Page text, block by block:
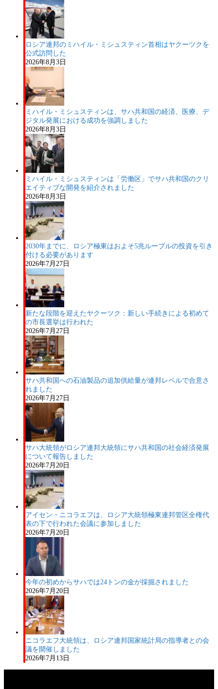
ロシア連邦のミハイル・ミシュスティン首相はヤクーツクを
公式訪問した
2026年8月3日
ミハイル・ミシュスティンは、サハ共和国の経済、医療、デ
ジタル発展における成功を強調しました
2026年8月3日
ミハイル・ミシュスティンは「労働区」でサハ共和国のクリ
エイティブな開発を紹介されました
2026年8月3日
2030年までに、ロシア極東はおよそ5兆ルーブルの投資を引き
付ける必要があります
2026年7月27日
新たな段階を迎えたヤクーツク：新しい手続きによる初めて
の市長選挙は行われた
2026年7月27日
サハ共和国への石油製品の追加供給量が連邦レベルで合意さ
れました
2026年7月27日
サハ大統領がロシア連邦大統領にサハ共和国の社会経済発展
について報告しました
2026年7月20日
アイセン・ニコラエフは、ロシア大統領極東連邦管区全権代
表の下で行われた会議に参加しました
2026年7月20日
今年の初めからサハでは24トンの金が採掘されました
2026年7月20日
ニコラエフ大統領は、ロシア連邦国家統計局の指導者との会
議を開催しました
2026年7月13日